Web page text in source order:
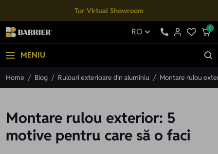
Tur Virtual Showroom
RO 0
MENIU
Home / Blog / Rulouri exterioare din aluminiu / Montare rulou
Montare rulou exterior: 5
motive pentru care să o faci